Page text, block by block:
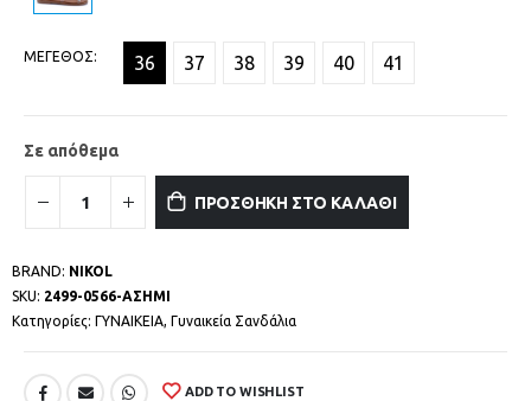
ΜΕΓΕΘΟΣ 36 37 38 39 40 41
Σε απόθεμα
ΠΡΟΣΘΗΚΗ ΣΤΟ ΚΑΛΑΘΙ
BRAND: NIKOL
SKU: 2499-0566-ΑΣΗΜΙ
Κατηγορίες: ΓΥΝΑΙΚΕΙΑ, Γυναικεία Σανδάλια
ADD TO WISHLIST